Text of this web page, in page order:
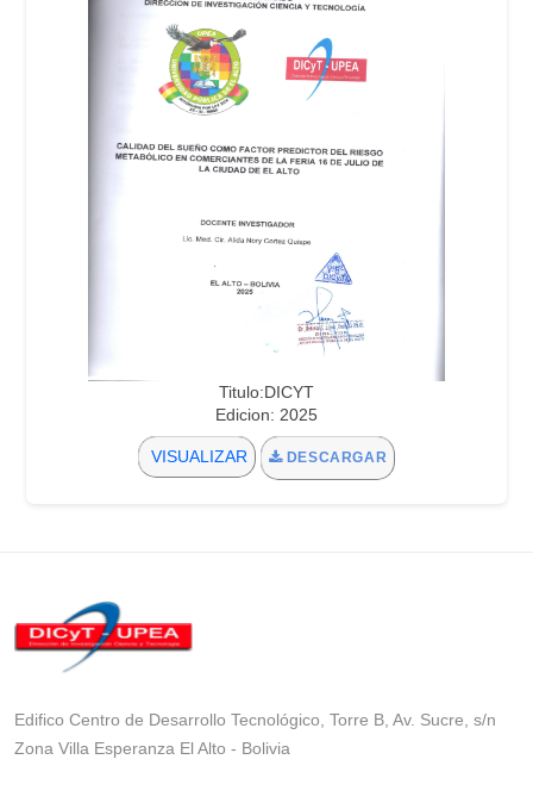
Titulo:DICYT
Edicion: 2025
VISUALIZAR DESCARGAR
Edifico Centro de Desarrollo Tecnológico, Torre B, Av. Sucre, s/n
Zona Villa Esperanza El Alto - Bolivia